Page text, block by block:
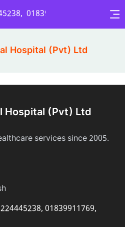
, 01839911769,
About Super Medical
Award & Affiliation
For Patients
Birth Certificate
Blood Bank
Emergency
Hospital (Pvt) Ltd
Hospital (Pvt) Ltd
services since 2005.
, 01839911769,